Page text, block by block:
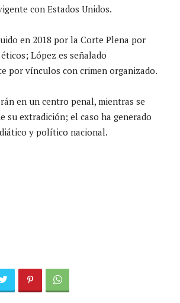
con Estados Unidos.
en 2018 por la Corte Plena por
López es señalado
por vínculos con crimen organizado.
en un centro penal, mientras se
su extradición; el caso ha generado
y político nacional.